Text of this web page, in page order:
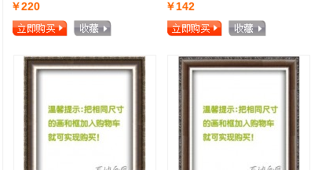
￥220 ￥142